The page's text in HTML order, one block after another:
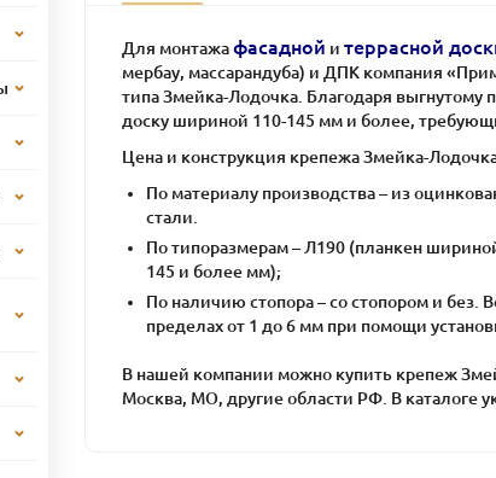
Для монтажафасадной и террасной
мербау, массарандуба) и ДПК компания
типа Змейка-Лодочка. Благодаря
доску шириной 110-145 мм и более,
Цена и конструкция крепежа Змейка-
По материалу производства – из
стали.
По типоразмерам – Л190 (планкен
145 и более мм);
По наличию стопора – со стопором и без.
пределах от 1 до 6 мм при помощи
В нашей компании можно купить крепеж
Москва, МО, другие области РФ. В каталоге